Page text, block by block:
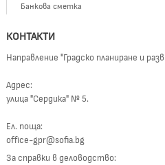
Банкова сметка
КОНТАКТИ
Направление "Градско планиране и
Адрес:
улица "Сердика" № 5.
Ел. поща:
office-gpr@sofia.bg
За справки в деловодство: